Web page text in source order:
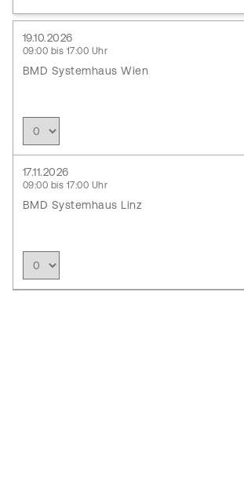
19.10.2026
09:00 bis 17:00 Uhr
BMD Systemhaus Wien
17.11.2026
09:00 bis 17:00 Uhr
BMD Systemhaus Linz